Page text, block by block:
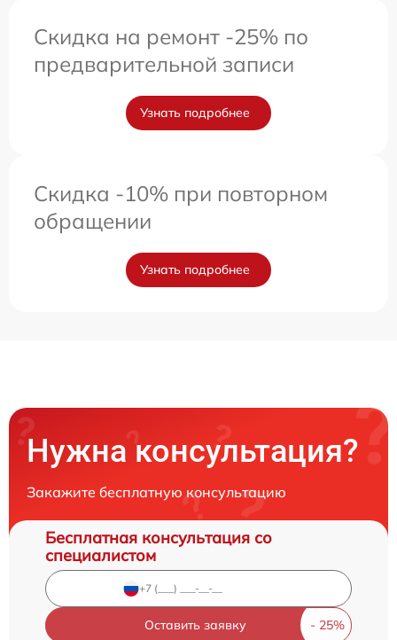
Скидка на ремонт -25% по
предварительной записи
Узнать подробнее
Скидка -10% при повторном
обращении
Узнать подробнее
Нужна консультация?
Закажите бесплатную консультацию
Бесплатная консультация со
специалистом
Оставить заявку